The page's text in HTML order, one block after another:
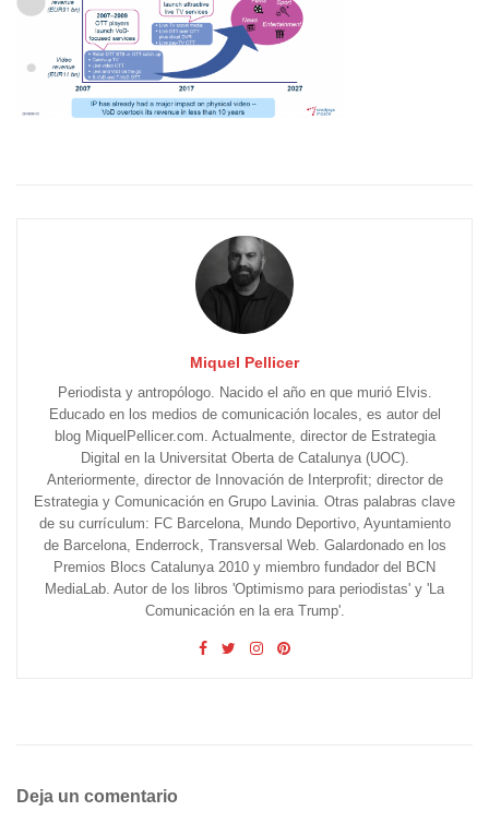
Miquel Pellicer
Periodista y antropólogo. Nacido el año en que murió Elvis.
Educado en los medios de comunicación locales, es autor del
blog MiquelPellicer.com. Actualmente, director de Estrategia
Digital en la Universitat Oberta de Catalunya (UOC).
Anteriormente, director de Innovación de Interprofit; director de
Estrategia y Comunicación en Grupo Lavinia. Otras palabras clave
de su currículum: FC Barcelona, Mundo Deportivo, Ayuntamiento
de Barcelona, Enderrock, Transversal Web. Galardonado en los
Premios Blocs Catalunya 2010 y miembro fundador del BCN
MediaLab. Autor de los libros 'Optimismo para periodistas' y 'La
Comunicación en la era Trump'.
Deja un comentario